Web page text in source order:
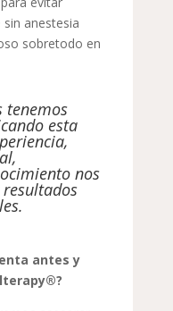
anestesia
sobretodo en
tenemos
esta
nos
antes y